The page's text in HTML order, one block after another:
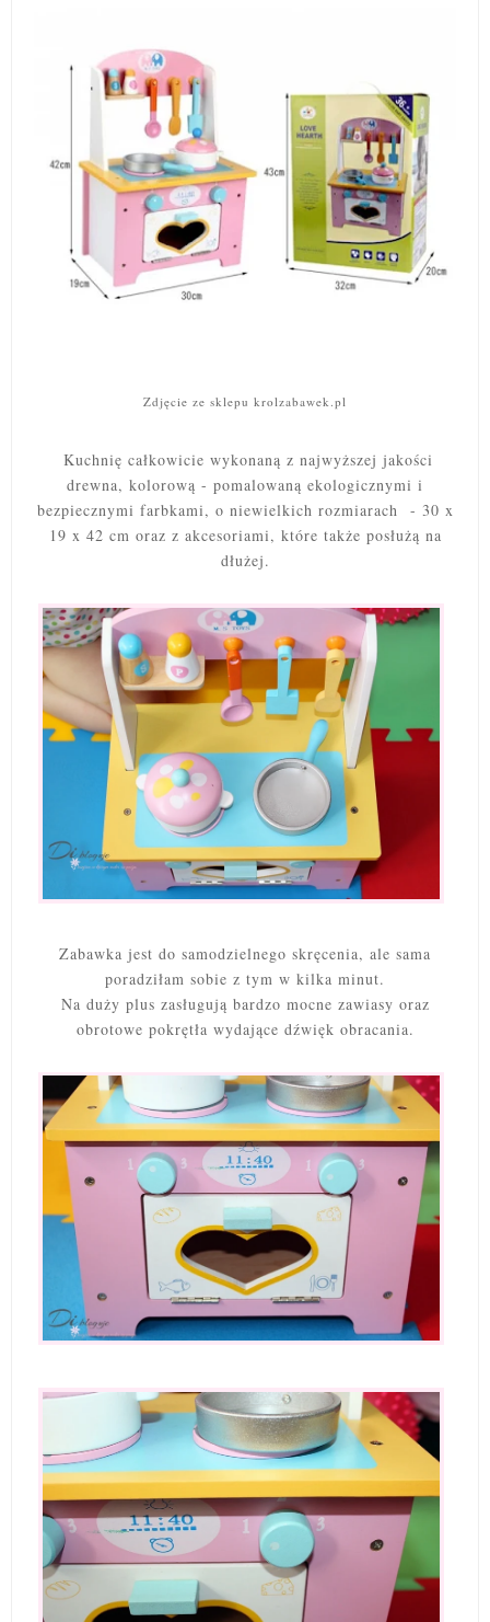
Zdjęcie ze sklepu krolzabawek.pl
Kuchnię całkowicie wykonaną z najwyższej jakości
drewna, kolorową - pomalowaną ekologicznymi i
bezpiecznymi farbkami, o niewielkich rozmiarach - 30 x
19 x 42 cm oraz z akcesoriami, które także posłużą na
dłużej.
Zabawka jest do samodzielnego skręcenia, ale sama
poradziłam sobie z tym w kilka minut.
Na duży plus zasługują bardzo mocne zawiasy oraz
obrotowe pokrętła wydające dźwięk obracania.